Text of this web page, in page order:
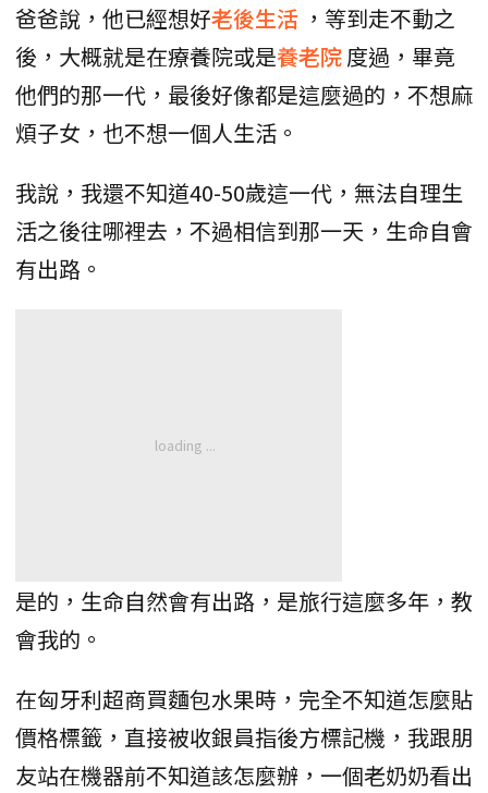
爸爸說，他已經想好老後生活 ，等到走不動之
後，大概就是在療養院或是養老院度過，畢竟
他們的那一代，最後好像都是這麼過的，不想麻
煩子女，也不想一個人生活。
我說，我還不知道40-50歲這一代，無法自理生
活之後往哪裡去，不過相信到那一天，生命自會
有出路。
是的，生命自然會有出路，是旅行這麼多年，教
會我的。
在匈牙利超商買麵包水果時，完全不知道怎麼貼
價格標籤，直接被收銀員指後方標記機，我跟朋
友站在機器前不知道該怎麼辦，一個老奶奶看出